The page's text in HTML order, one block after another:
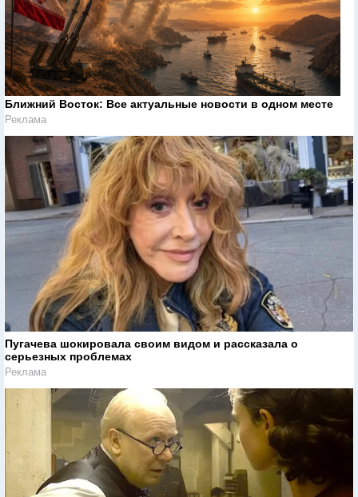
Ближний Восток: Все актуальные новости в одном месте
Реклама
Пугачева шокировала своим видом и рассказала о
серьезных проблемах
Реклама